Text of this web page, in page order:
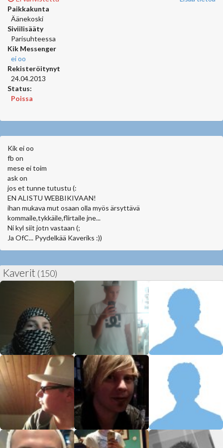
Paikkakunta
Äänekoski
Siviilisääty
Parisuhteessa
Kik Messenger
ei oo
Rekisteröitynyt
24.04.2013
Status:
Poissa
Kik ei oo
fb on
mese ei toim
ask on
jos et tunne tutustu (:
EN ALISTU WEBBIKIVAAN!
ihan mukava mut osaan olla myös ärsyttävä
kommaile,tykkäile,flirtaile jne...
Ni kyl siit jotn vastaan (;
Ja OfC... Pyydelkää Kaveriks :))
Kaverit (150)